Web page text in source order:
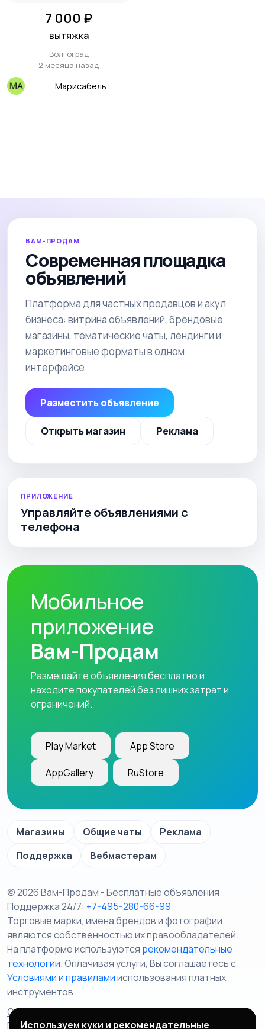
7 000 ₽
вытяжка
Волгоград
2 месяца назад
Марисабель
ВАМ-ПРОДАМ
Современная площадка
объявлений
Платформа для частных продавцов и акул
бизнеса: витрина объявлений, брендовые
магазины, тематические чаты, лендинги и
маркетинговые форматы в одном
интерфейсе.
Разместить объявление
Открыть магазин Реклама
ПРИЛОЖЕНИЕ
Управляйте объявлениями с
телефона
Мобильное
приложение
Вам-Продам
Размещайте объявления бесплатно и
находите покупателей без лишних затрат и
ограничений.
Play Market App Store
AppGallery RuStore
Магазины Общие чаты
Реклама
Поддержка
Вебмастерам
© 2026 Вам-Продам - Бесплатные объявления
Поддержка 24/7: +7-495-280-66-99
Торговые марки, имена брендов и фотографии
являются собственностью их правообладателей.
На платформе используются рекомендательные
технологии. Оплачивая услуги, Вы соглашаетесь c
Условиями и правиламииспользования платных
инструментов.
Отказ от ответственности
Правила сервиса
Политика конфиденциальности
Пользовательское
Используем куки и рекомендательные